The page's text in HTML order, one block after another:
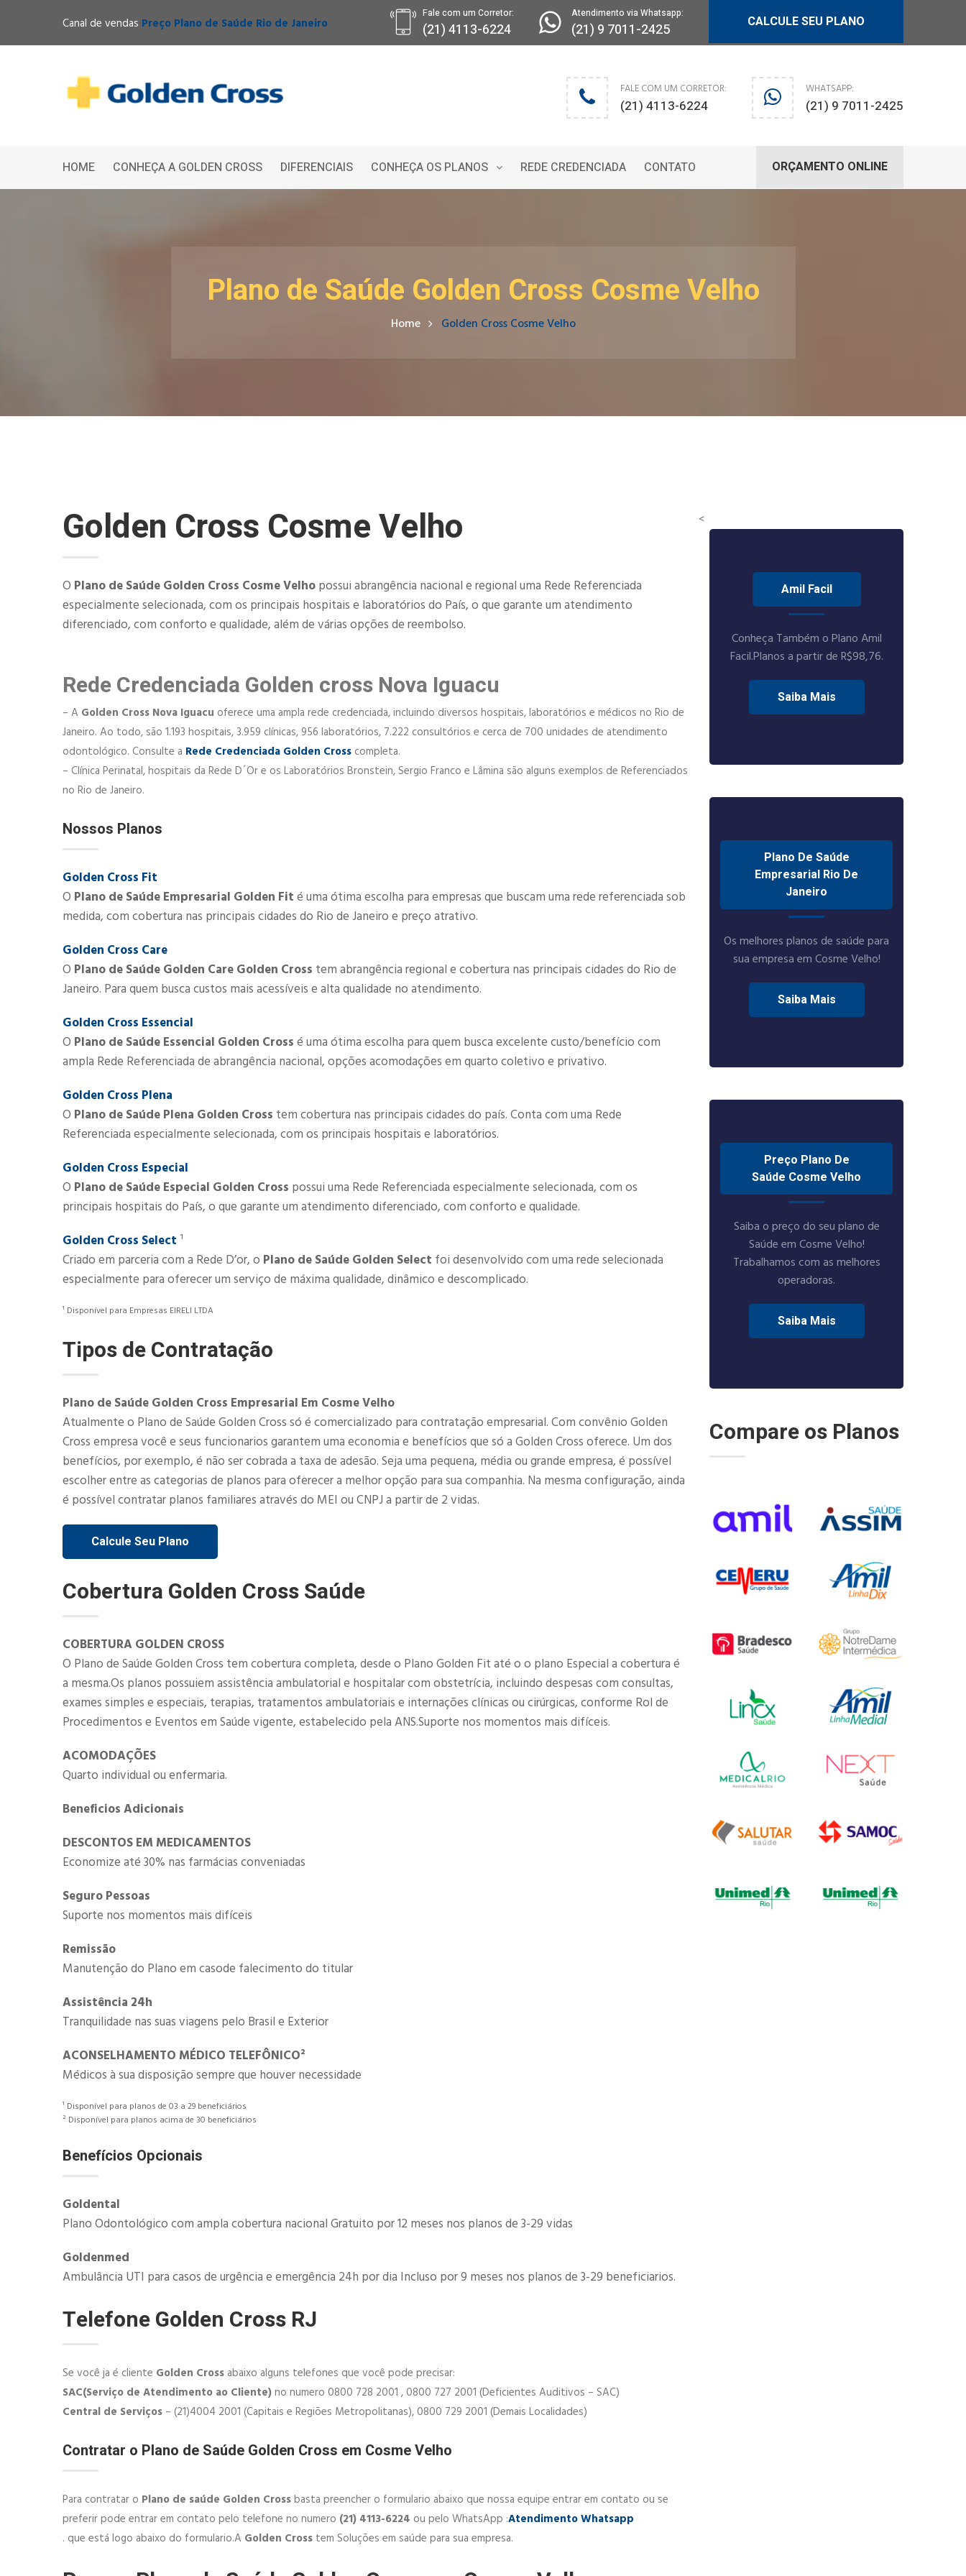
Canal de vendas Preço Plano de Saúde Rio de Janeiro
Fale com um Corretor:
(21) 4113-6224
Atendimento via Whatsapp:
(21) 9 7011-2425 CALCULE SEU PLANO
FALE COM UM CORRETOR:
(21) 4113-6224
WHATSAPP:
(21) 9 7011-2425
HOME CONHEÇA A GOLDEN CROSS DIFERENCIAIS CONHEÇA OS PLANOS REDE CREDENCIADA CONTATO ORÇAMENTO ONLINE
Plano de Saúde Golden Cross Cosme Velho
Home Golden Cross Cosme Velho
Golden Cross Cosme Velho
O Plano de Saúde Golden Cross Cosme Velho possui abrangência nacional e regional uma Rede Referenciada
especialmente selecionada, com os principais hospitais e laboratórios do País, o que garante um atendimento
diferenciado, com conforto e qualidade, além de várias opções de reembolso.
Rede Credenciada Golden cross Nova Iguacu
– A Golden Cross Nova Iguacu oferece uma ampla rede credenciada, incluindo diversos hospitais, laboratórios e médicos no Rio de
Janeiro. Ao todo, são 1.193 hospitais, 3.959 clínicas, 956 laboratórios, 7.222 consultórios e cerca de 700 unidades de atendimento
odontológico. Consulte a Rede Credenciada Golden Cross completa.
– Clínica Perinatal, hospitais da Rede D´Or e os Laboratórios Bronstein, Sergio Franco e Lâmina são alguns exemplos de Referenciados
no Rio de Janeiro.
Nossos Planos
Golden Cross Fit
O Plano de Saúde Empresarial Golden Fit é uma ótima escolha para empresas que buscam uma rede referenciada sob
medida, com cobertura nas principais cidades do Rio de Janeiro e preço atrativo.
Golden Cross Care
O Plano de Saúde Golden Care Golden Cross ​ tem abrangência ​regional e cobertura nas principais cidades do Rio de
Janeiro. Para quem busca custos mais acessíveis e alta qualidade no atendimento.​
Golden Cross Essencial
O Plano de Saúde Essencial Golden Cross é uma ótima escolha para quem busca excelente custo/benefício com
ampla Rede Referenciada de abrangência nacional, opções acomodações em quarto coletivo e privativo.
Golden Cross Plena
O Plano de Saúde Plena Golden Cross ​ tem cobertura nas principais cidades do país. Conta com uma Rede
Referenciada especialmente selecionada, com os principais hospitais e laboratórios.
​​Golden Cross Especial
O Plano de Saúde Especial Golden Cross possui uma Rede Referenciada especialmente selecionada, com os
principais hospitais do País, o que garante um atendimento diferenciado, com conforto e qualidade.
​​Golden Cross Select ¹
Criado em parceria com a Rede D’or, o Plano de Saúde Golden Select foi desenvolvido com uma rede selecionada
especialmente para oferecer um serviço de máxima qualidade, dinâmico e descomplicado.
¹ Disponível para Empresas EIRELI LTDA
Tipos de Contratação
Plano de Saúde Golden Cross Empresarial Em Cosme Velho
Atualmente o Plano de Saúde Golden Cross só é comercializado para contratação empresarial. Com convênio Golden
Cross empresa você e seus funcionarios garantem uma economia e benefícios que só a Golden Cross oferece. Um dos
benefícios, por exemplo, é não ser cobrada a taxa de adesão. Seja uma pequena, média ou grande empresa, é possível
escolher entre as categorias de planos para oferecer a melhor opção para sua companhia. Na mesma configuração, ainda
é possível contratar planos familiares através do MEI ou CNPJ a partir de 2 vidas.​
Calcule Seu Plano
Cobertura Golden Cross Saúde
COBERTURA GOLDEN CROSS
O Plano de Saúde Golden Cross tem cobertura completa, desde o Plano Golden Fit até o o plano Especial a cobertura é
a mesma.Os planos possuiem assistência ambulatorial e hospitalar com obstetrícia, incluindo despesas com consultas,
exames simples e especiais, terapias, tratamentos ambulatoriais e internações clínicas ou cirúrgicas, conforme Rol de
Procedimentos e Eventos em Saúde vigente, estabelecido pela ANS.Suporte nos momentos mais difíceis.​
ACOMODAÇÕES
Quarto individual ou enfermaria.
Beneficios Adicionais
DESCONTOS ​EM MEDICAMENTOS
Economize até 30% nas farmácias conveniadas
Seguro Pessoas
Suporte nos momentos mais difíceis​
Remissão
Manutenção do Plano em casode falecimento do titular
Assistência 24h
Tranquilidade nas suas viagens pelo Brasil e Exterior
​​ACONSELHAMENTO MÉDICO​ TELEFÔNICO​²
Médicos à sua disposição sempre que houver necessidade
¹ Disponível para planos de 03 a 29 beneficiários
² Disponível para planos acima de 30 beneficiários
Benefícios Opcionais
​Goldental
Plano Odontológico com ampla cobertura nacional Gratuito por 12 meses nos planos de 3-29 vidas
Goldenmed
Ambulância UTI para casos de urgência e emergência 24h por dia Incluso por 9 meses nos planos de 3-29 beneficiarios.
Telefone Golden Cross RJ
Se você ja é cliente Golden Cross abaixo alguns telefones que você pode precisar:
SAC(Serviço de Atendimento ao Cliente)no numero 0800 728 2001 , 0800 727 2001​ (Deficientes Auditivos – SAC)​
Central de Serviços – (21)4004 2001 (Capitais e Regiões Metropolitanas), 0800 729 2001​ (Demais Localidades)
Contratar o Plano de Saúde Golden Cross em Cosme Velho
Para contratar o Plano de saúde Golden Crossbasta preencher o formulario abaixo que nossa equipe entrar em contato ou se
preferir pode entrar em contato pelo telefone no numero (21) 4113-6224 ou pelo WhatsApp :Atendimento Whatsapp
. que está logo abaixo do formulario.A Golden Cross tem Soluções em saúde para sua empresa.
<
Amil Facil
Conheça Também o Plano Amil
Facil.Planos a partir de R$98,76.
Saiba Mais
Plano De Saúde
Empresarial Rio De
Janeiro
Os melhores planos de saúde para
sua empresa em Cosme Velho!
Saiba Mais
Preço Plano De
Saúde Cosme Velho
Saiba o preço do seu plano de
Saúde em Cosme Velho!
Trabalhamos com as melhores
operadoras.
Saiba Mais
Compare os Planos